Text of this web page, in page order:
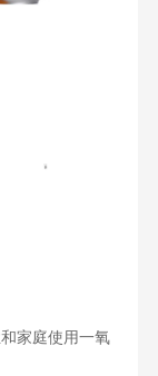
家庭使用一氧